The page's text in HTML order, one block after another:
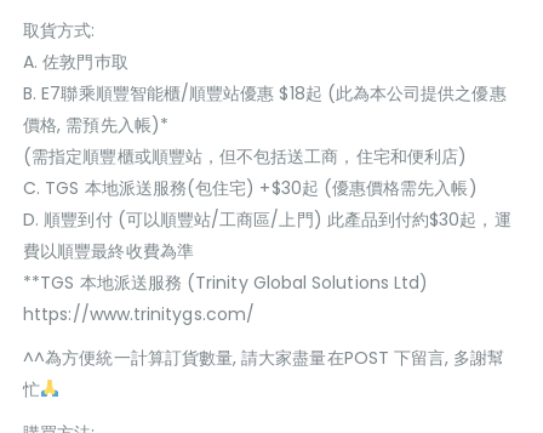
取貨方式:
A. 佐敦門巿取
B. E7聯乘順豐智能櫃/順豐站優惠 $18起 (此為本公司提供之優惠
價格, 需預先入帳)*
(需指定順豐櫃或順豐站，但不包括送工商，住宅和便利店)
C. TGS 本地派送服務(包住宅) +$30起 (優惠價格需先入帳)
D. 順豐到付 (可以順豐站/工商區/上門) 此產品到付約$30起，運
費以順豐最終收費為準
**TGS 本地派送服務 (Trinity Global Solutions Ltd)
https://www.trinitygs.com/
^^為方便統一計算訂貨數量, 請大家盡量在POST 下留言, 多謝幫
忙